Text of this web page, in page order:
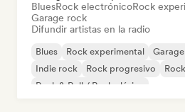
BluesRock electrónicoRock
Garage rock
Difundir artistas en la radio
Blues Rock experimental
Indie rock
Rock progresivo
Rock & Roll / Rock clásico